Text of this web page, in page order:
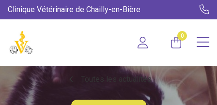
Clinique Vétérinaire de Chailly-en-Bière
0
chevron_left Toutes les actualités